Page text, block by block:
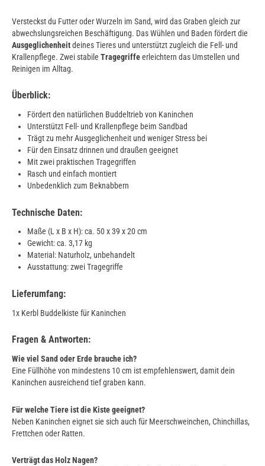
Versteckst du Futter oder Wurzeln im Sand, wird das Graben gleich zur
abwechslungsreichen Beschäftigung. Das Wühlen und Baden fördert die
Ausgeglichenheitdeines Tieres und unterstützt zugleich die Fell- und
Krallenpflege. Zwei stabile Tragegriffeerleichtern das Umstellen und
Reinigen im Alltag.
Überblick:
Fördert den natürlichen Buddeltrieb von Kaninchen
Unterstützt Fell- und Krallenpflege beim Sandbad
Trägt zu mehr Ausgeglichenheit und weniger Stress bei
Für den Einsatz drinnen und draußen geeignet
Mit zwei praktischen Tragegriffen
Rasch und einfach montiert
Unbedenklich zum Beknabbern
Technische Daten:
Maße (L x B x H): ca. 50 x 39 x 20 cm
Gewicht: ca. 3,17 kg
Material: Naturholz, unbehandelt
Ausstattung: zwei Tragegriffe
Lieferumfang:
1x Kerbl Buddelkiste für Kaninchen
Fragen & Antworten:
Wie viel Sand oder Erde brauche ich?
Eine Füllhöhe von mindestens 10 cm ist empfehlenswert, damit dein
Kaninchen ausreichend tief graben kann.
Für welche Tiere ist die Kiste geeignet?
Neben Kaninchen eignet sie sich auch für Meerschweinchen, Chinchillas,
Frettchen oder Ratten.
Verträgt das Holz Nagen?